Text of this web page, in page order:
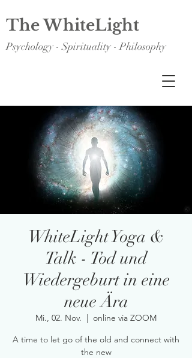
The WhiteLight
Psychology - Spirituality - Philosophy
WhiteLight Yoga &
Talk - Tod und
Wiedergeburt in eine
neue Ära
Mi., 02. Nov.
  |
online via ZOOM
A time to let go of the old and connect with
the new